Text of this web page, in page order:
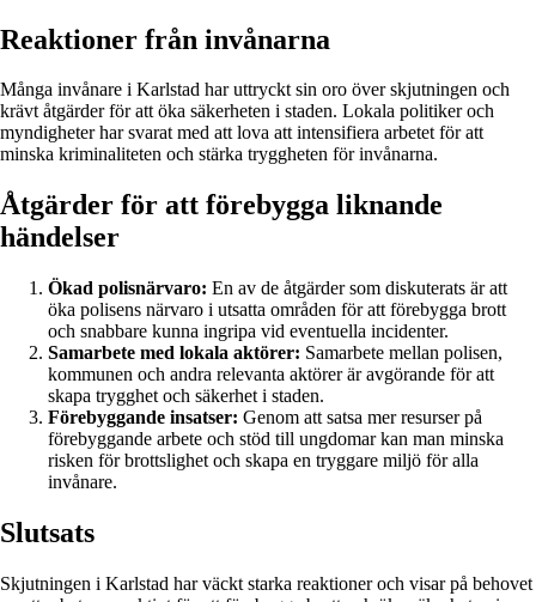
Reaktioner från invånarna
Många invånare i Karlstad har uttryckt sin oro över skjutningen och
krävt åtgärder för att öka säkerheten i staden. Lokala politiker och
myndigheter har svarat med att lova att intensifiera arbetet för att
minska kriminaliteten och stärka tryggheten för invånarna.
Åtgärder för att förebygga liknande
händelser
Ökad polisnärvaro: En av de åtgärder som diskuterats är att
öka polisens närvaro i utsatta områden för att förebygga brott
och snabbare kunna ingripa vid eventuella incidenter.
Samarbete med lokala aktörer: Samarbete mellan polisen,
kommunen och andra relevanta aktörer är avgörande för att
skapa trygghet och säkerhet i staden.
Förebyggande insatser: Genom att satsa mer resurser på
förebyggande arbete och stöd till ungdomar kan man minska
risken för brottslighet och skapa en tryggare miljö för alla
invånare.
Slutsats
Skjutningen i Karlstad har väckt starka reaktioner och visar på behovet